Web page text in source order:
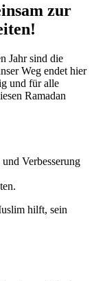
zur
Jahr sind die
Weg endet hier
und für alle
Ramadan
Verbesserung
hilft, sein